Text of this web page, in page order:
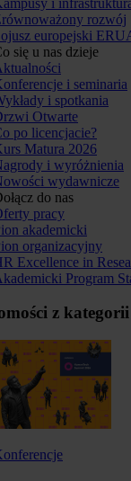
rozwój
europejski
się u nas dzieje
i seminaria
i spotkania
Otwarte
po licencjacie?
Matura 2026
i wyróżnienia
wydawnicze
do nas
pracy
akademicki
organizacyjny
Excellence in
Program
z kategorii